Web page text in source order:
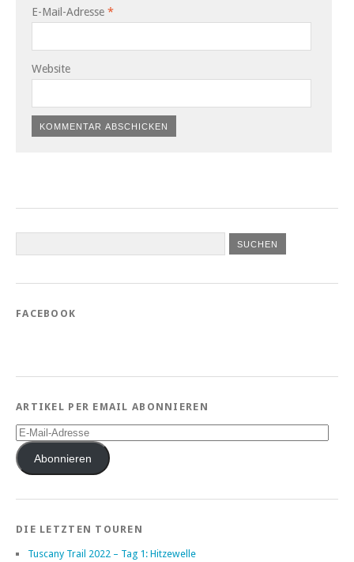
E-Mail-Adresse *
Website
FACEBOOK
ARTIKEL PER EMAIL ABONNIEREN
E-
Mail-
AdresseAbonnieren
DIE LETZTEN TOUREN
Tuscany Trail 2022 – Tag 1: Hitzewelle